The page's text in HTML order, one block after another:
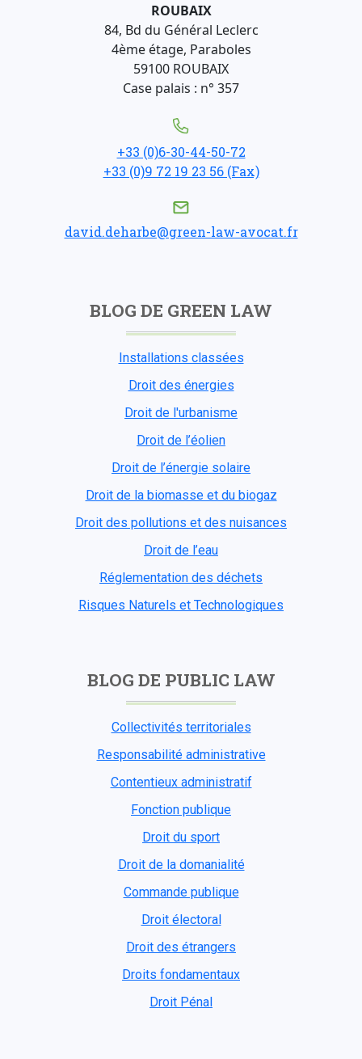
ROUBAIX
84, Bd du Général Leclerc
4ème étage, Paraboles
59100 ROUBAIX
Case palais : n° 357
+33 (0)6-30-44-50-72
+33 (0)9 72 19 23 56 (Fax)
david.deharbe@green-law-avocat.fr
BLOG DE GREEN LAW
Installations classées
Droit des énergies
Droit de l'urbanisme
Droit de l’éolien
Droit de l’énergie solaire
Droit de la biomasse et du biogaz
Droit des pollutions et des nuisances
Droit de l’eau
Réglementation des déchets
Risques Naturels et Technologiques
BLOG DE PUBLIC LAW
Collectivités territoriales
Responsabilité administrative
Contentieux administratif
Fonction publique
Droit du sport
Droit de la domanialité
Commande publique
Droit électoral
Droit des étrangers
Droits fondamentaux
Droit Pénal